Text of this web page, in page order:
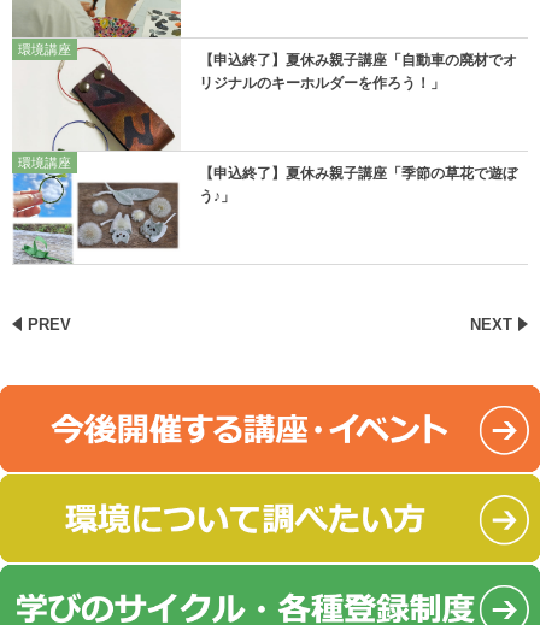
環境講座
【申込終了】夏休み親子講座「自動車の廃材でオ
リジナルのキーホルダーを作ろう！」
環境講座
【申込終了】夏休み親子講座「季節の草花で遊ぼ
う♪」
PREV NEXT